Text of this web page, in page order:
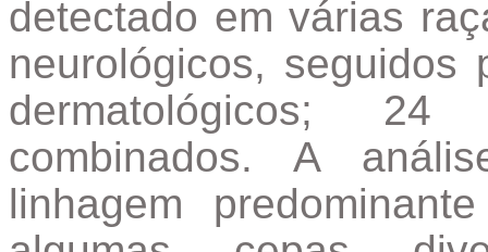
detectado em várias
neurológicos, seguidos
dermatológicos;
combinados. A
linhagem